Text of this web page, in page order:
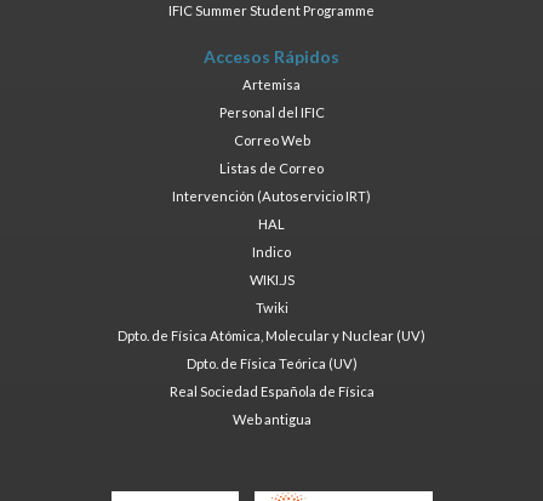
IFIC Summer Student Programme
Accesos Rápidos
Artemisa
Personal del IFIC
Correo Web
Listas de Correo
Intervención (Autoservicio IRT)
HAL
Indico
WIKI.JS
Twiki
Dpto. de Física Atómica, Molecular y Nuclear (UV)
Dpto. de Física Teórica (UV)
Real Sociedad Española de Física
Web antigua